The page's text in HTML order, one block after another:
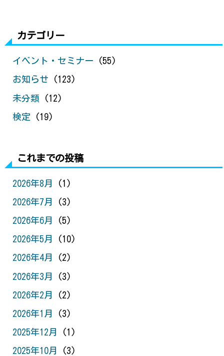
カテゴリー
イベント・セミナー (55)
お知らせ (123)
未分類 (12)
検定 (19)
これまでの投稿
2026年8月 (1)
2026年7月 (3)
2026年6月 (5)
2026年5月 (10)
2026年4月 (2)
2026年3月 (3)
2026年2月 (2)
2026年1月 (3)
2025年12月 (1)
2025年10月 (3)